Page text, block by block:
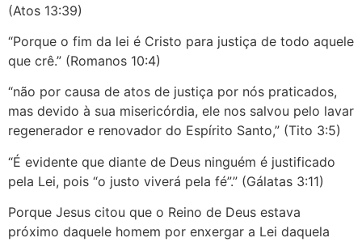
(Atos 13:39)
“Porque o fim da lei é Cristo para justiça de todo aquele
que crê.” (Romanos 10:4)
“não por causa de atos de justiça por nós praticados,
mas devido à sua misericórdia, ele nos salvou pelo lavar
regenerador e renovador do Espírito Santo,” (Tito 3:5)
“É evidente que diante de Deus ninguém é justificado
pela Lei, pois “o justo viverá pela fé”.” (Gálatas 3:11)
Porque Jesus citou que o Reino de Deus estava
próximo daquele homem por enxergar a Lei daquela